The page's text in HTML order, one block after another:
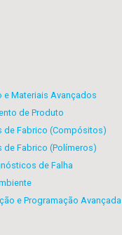
e Materiais Avançados
de Produto
de Fabrico (Compósitos)
Fabrico (Polímeros)
de Falha
e Programação Avançada